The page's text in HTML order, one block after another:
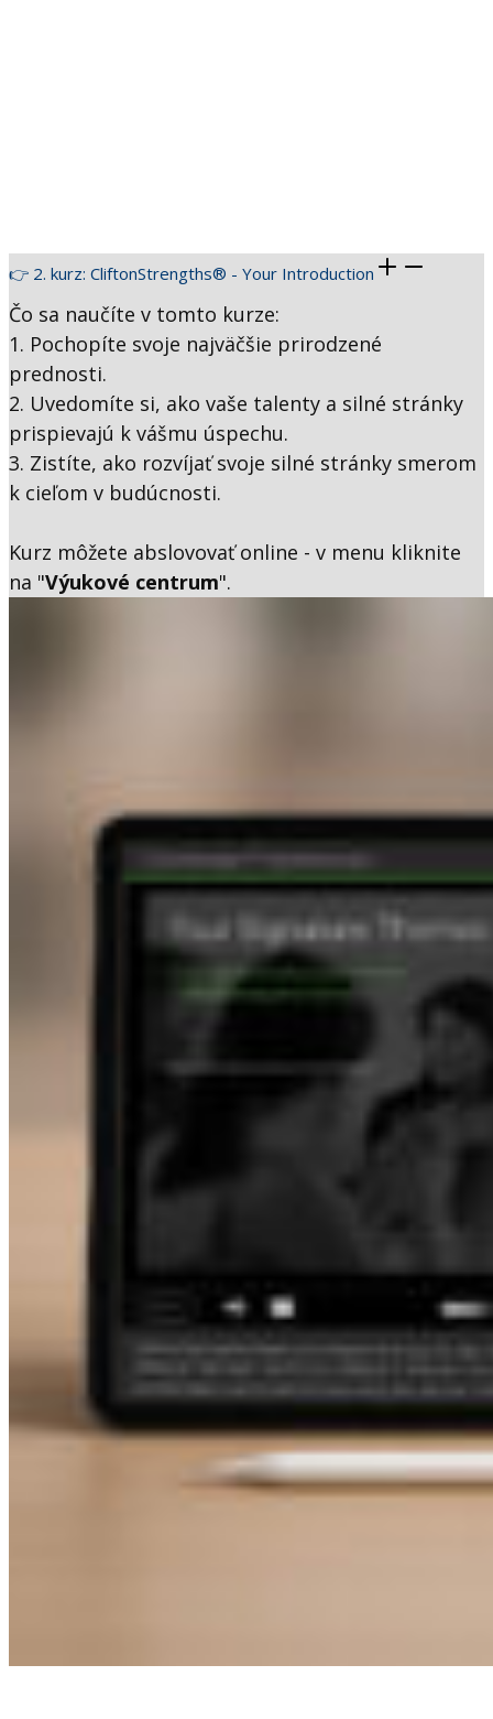
👉 2. kurz: CliftonStrengths® - Your Introduction
Čo sa naučíte v tomto kurze:
1. Pochopíte svoje najväčšie prirodzené
prednosti.
2. Uvedomíte si, ako vaše talenty a silné stránky
prispievajú k vášmu úspechu.
3. Zistíte, ako rozvíjať svoje silné stránky smerom
k cieľom v budúcnosti.
Kurz môžete abslovovať online - v menu kliknite
na "Výukové centrum".